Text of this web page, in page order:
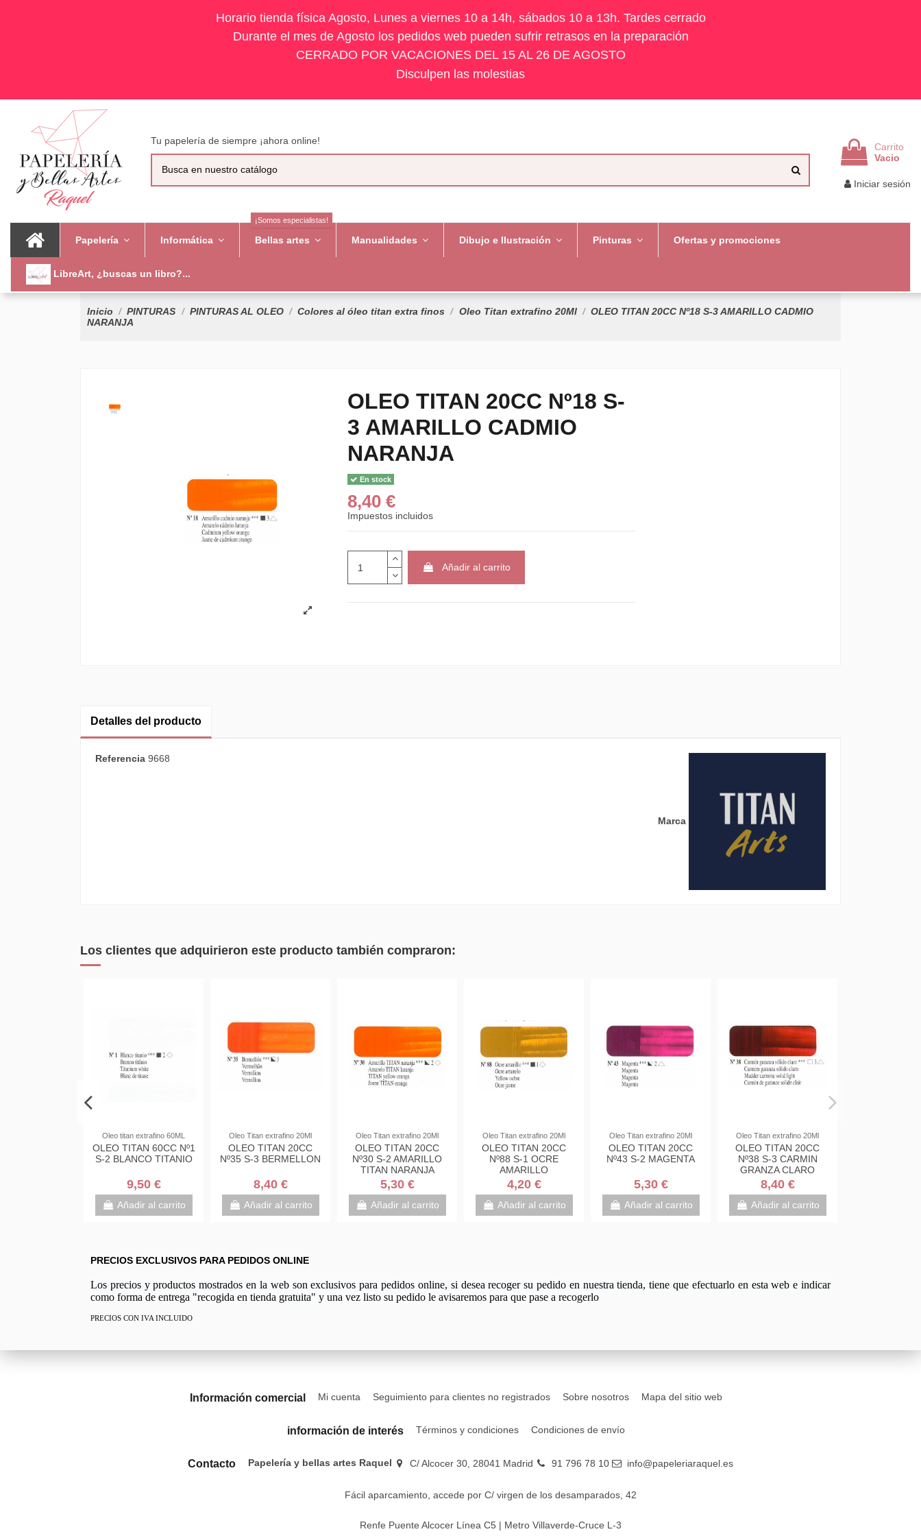
Horario tienda física Agosto, Lunes a viernes 10 a 14h, sábados 10 a 13h. Tardes cerrado
Durante el mes de Agosto los pedidos web pueden sufrir retrasos en la preparación
CERRADO POR VACACIONES DEL 15 AL 26 DE AGOSTO
Disculpen las molestias
Tu papelería de siempre ¡ahora online!
Carrito
Vacio
Iniciar sesión
Papelería Informática Bellas artes
¡Somos especialistas!
Manualidades Dibujo e Ilustración Pinturas Ofertas y promociones
LibreArt, ¿buscas un libro?...
Inicio PINTURAS PINTURAS AL OLEO Colores al óleo titan extra finos Oleo Titan extrafino 20Ml
OLEO TITAN 20CC Nº18 S-3 AMARILLO CADMIO
NARANJA
OLEO TITAN 20CC Nº18 S-
3 AMARILLO CADMIO
NARANJA
En stock
8,40 €
Impuestos incluidos
Añadir al carrito
Detalles del producto
Marca
Referencia 9668
Los clientes que adquirieron este producto también compraron:
Oleo titan extrafino 60ML
OLEO TITAN 60CC Nº1
S-2 BLANCO TITANIO
9,50 €
Añadir al carrito
Oleo Titan extrafino 20Ml
OLEO TITAN 20CC
Nº35 S-3 BERMELLON
8,40 €
Añadir al carrito
Oleo Titan extrafino 20Ml
OLEO TITAN 20CC
Nº30 S-2 AMARILLO
TITAN NARANJA
5,30 €
Añadir al carrito
Oleo Titan extrafino 20Ml
OLEO TITAN 20CC
Nº88 S-1 OCRE
AMARILLO
4,20 €
Añadir al carrito
Oleo Titan extrafino 20Ml
OLEO TITAN 20CC
Nº43 S-2 MAGENTA
5,30 €
Añadir al carrito
Oleo Titan extrafino 20Ml
OLEO TITAN 20CC
Nº38 S-3 CARMIN
GRANZA CLARO
8,40 €
Añadir al carrito
PRECIOS EXCLUSIVOS PARA PEDIDOS ONLINE
Los precios y productos mostrados en la web son exclusivos para pedidos online, si desea recoger su pedido en nuestra tienda, tiene que efectuarlo en esta web e indicar
como forma de entrega "recogida en tienda gratuita" y una vez listo su pedido le avisaremos para que pase a recogerlo
PRECIOS CON IVA INCLUIDO
Información comercial Mi cuenta Seguimiento para clientes no registrados Sobre nosotros Mapa del sitio web
información de interés Términos y condiciones Condiciones de envío
Contacto Papelería y bellas artes Raquel C/ Alcocer 30, 28041 Madrid 91 796 78 10 info@papeleriaraquel.es
Fácil aparcamiento, accede por C/ virgen de los desamparados, 42
Renfe Puente Alcocer Línea C5 | Metro Villaverde-Cruce L-3